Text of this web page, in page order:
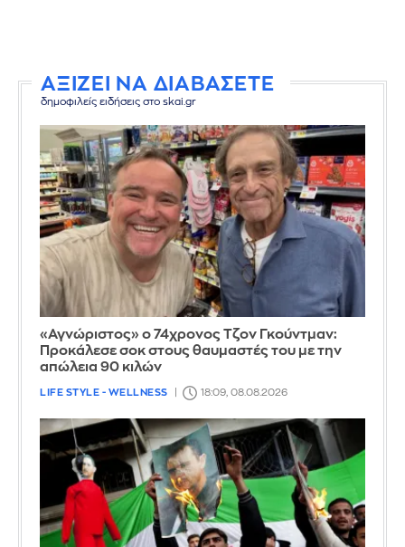
ΑΞΙΖΕΙ ΝΑ ΔΙΑΒΑΣΕΤΕ
δημοφιλείς ειδήσεις στο skai.gr
«Αγνώριστος» ο 74χρονος Τζον Γκούντμαν:
Προκάλεσε σοκ στους θαυμαστές του με την
απώλεια 90 κιλών
LIFE STYLE - WELLNESS 18:09, 08.08.2026